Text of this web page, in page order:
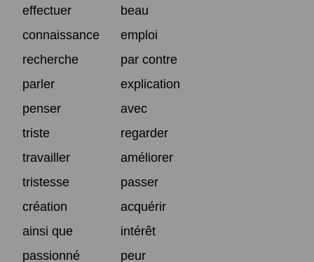
effectuer
beau
connaissance
emploi
recherche
par contre
parler
explication
penser
avec
triste
regarder
travailler
améliorer
tristesse
passer
création
acquérir
ainsi que
intérêt
passionné
peur